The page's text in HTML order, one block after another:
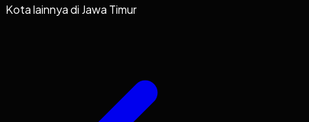
Kota lainnya di Jawa Timur